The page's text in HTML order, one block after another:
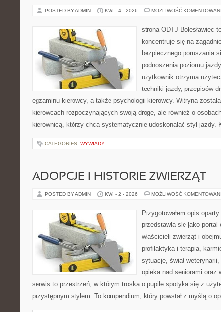
POSTED BY ADMIN KWI - 4 - 2026 MOŻLIWOŚĆ
strona ODTJ Bolesławiec
koncentruje się na
bezpiecznego poruszania
podnoszenia poziomu
użytkownik otrzyma
techniki jazdy, przepisów
egzaminu kierowcy, a także psychologii kierowcy. Witryna
kierowcach rozpoczynających swoją drogę, ale również o
kierownicą, którzy chcą systematycznie udoskonalać styl jazdy.
CATEGORIES: WYWIADY
ADOPCJE I HISTORIE ZWIERZĄT
POSTED BY ADMIN KWI - 2 - 2026 MOŻLIWOŚĆ
Przygotowałem opis
przedstawia się jako portal
właścicieli zwierząt i
profilaktyka i terapia,
sytuacje, świat
opieka nad seniorami oraz
serwis to przestrzeń, w którym troska o pupile spotyka się z
przystępnym stylem. To kompendium, który powstał z myślą o